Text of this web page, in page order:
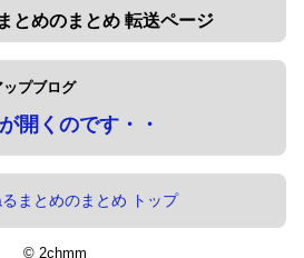
とめのまとめ 転送ページ
プブログ
開くのです・・
まとめのまとめ トップ
© 2chmm